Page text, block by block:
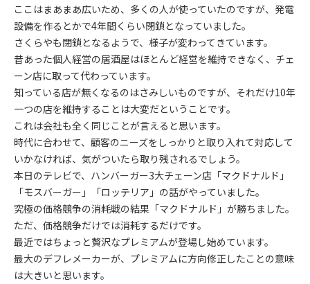
ここはまあまあ広いため、多くの人が使っていたのですが、発電
設備を作るとかで4年間くらい閉鎖となっていました。
さくらやも閉鎖となるようで、様子が変わってきています。
昔あった個人経営の居酒屋はほとんど経営を維持できなく、チェ
ーン店に取って代わっています。
知っている店が無くなるのはさみしいものですが、それだけ10年
一つの店を維持することは大変だということです。
これは会社も全く同じことが言えると思います。
時代に合わせて、顧客のニーズをしっかりと取り入れて対応して
いかなければ、気がついたら取り残されるでしょう。
本日のテレビで、ハンバーガー3大チェーン店「マクドナルド」
「モスバーガー」「ロッテリア」の話がやっていました。
究極の価格競争の消耗戦の結果「マクドナルド」が勝ちました。
ただ、価格競争だけでは消耗するだけです。
最近ではちょっと贅沢なプレミアムが登場し始めています。
最大のデフレメーカーが、プレミアムに方向修正したことの意味
は大きいと思います。